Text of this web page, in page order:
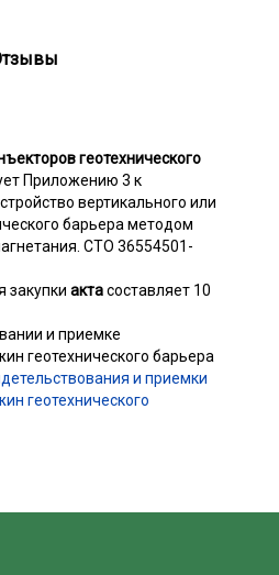
геотехнического
Приложению 3 к
вертикального или
барьера методом
СТО 36554501-
закупки актасоставляет 10
и приемке
геотехнического барьера
и приемки
геотехнического